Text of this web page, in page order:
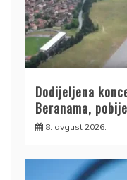
Dodijeljena
Beranama,
8. avgust 2026.